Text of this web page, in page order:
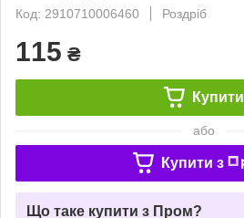
Код: 2910710006460
Роздріб
115 ₴
Купити
або
Купити з
Що таке купити з Пром?